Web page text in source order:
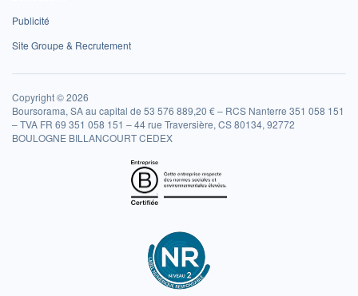
Publicité
Site Groupe & Recrutement
Copyright © 2026
Boursorama, SA au capital de 53 576 889,20 € – RCS Nanterre 351 058 151
– TVA FR 69 351 058 151 – 44 rue Traversière, CS 80134, 92772
BOULOGNE BILLANCOURT CEDEX